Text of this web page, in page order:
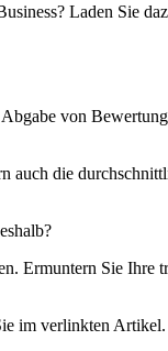
Laden Sie
von
die
Ermuntern Sie
im verlinkten Artikel.